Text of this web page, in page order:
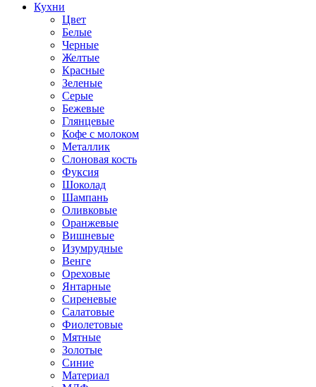
Кухни
Цвет
Белые
Черные
Желтые
Красные
Зеленые
Серые
Бежевые
Глянцевые
Кофе с молоком
Металлик
Слоновая кость
Фуксия
Шоколад
Шампань
Оливковые
Оранжевые
Вишневые
Изумрудные
Венге
Ореховые
Янтарные
Сиреневые
Салатовые
Фиолетовые
Мятные
Золотые
Синие
Материал